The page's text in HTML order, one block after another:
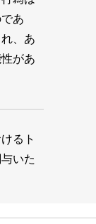
あ
、あ
があ
るト
いた